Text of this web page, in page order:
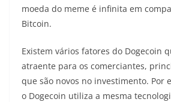
moeda do meme é infinita em
Bitcoin.
Existem vários fatores do Dogecoin
atraente para os comerciantes,
que são novos no investimento. Por
o Dogecoin utiliza a mesma